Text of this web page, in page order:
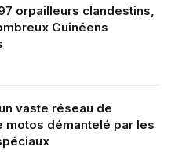
orpailleurs clandestins,
Guinéens
vaste réseau de
motos démantelé par les